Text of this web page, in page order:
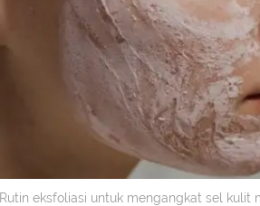
Rutin eksfoliasi untuk mengangkat sel